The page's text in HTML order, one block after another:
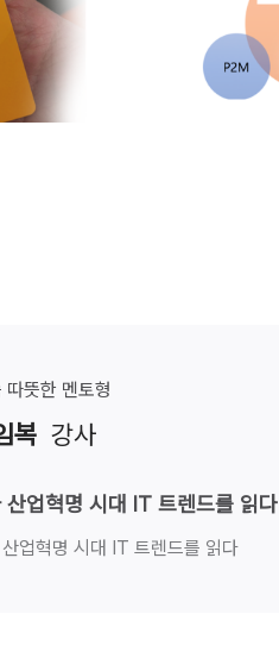
따뜻한 멘토형
복 강사
산업혁명 시대 IT 트렌드를 읽다
업혁명 시대 IT 트렌드를 읽다